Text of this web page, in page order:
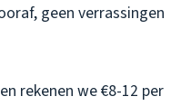
geen verrassingen
rekenen we €8-12 per